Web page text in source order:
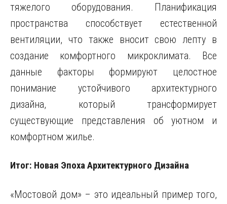
тяжелого оборудования. Планификация
пространства способствует естественной
вентиляции, что также вносит свою лепту в
создание комфортного микроклимата. Все
данные факторы формируют целостное
понимание устойчивого архитектурного
дизайна, который трансформирует
существующие представления об уютном и
комфортном жилье.
Итог: Новая Эпоха Архитектурного Дизайна
«Мостовой дом» – это идеальный пример того,